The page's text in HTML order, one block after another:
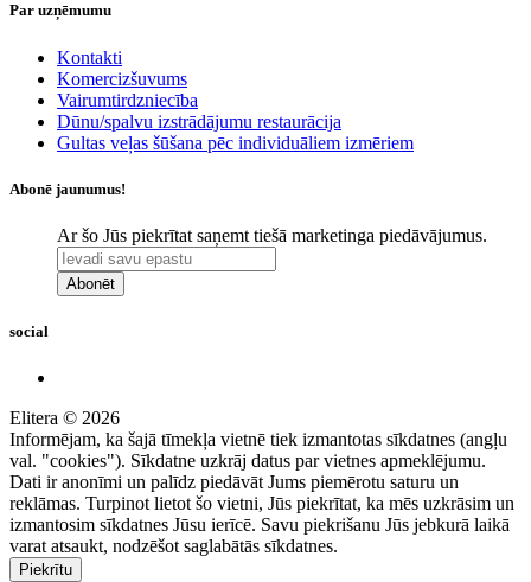
Par uzņēmumu
Kontakti
Komercizšuvums
Vairumtirdzniecība
Dūnu/spalvu izstrādājumu restaurācija
Gultas veļas šūšana pēc individuāliem izmēriem
Abonē jaunumus!
Ar šo Jūs piekrītat saņemt tiešā marketinga piedāvājumus.
Abonēt
social
Elitera © 2026
Informējam, ka šajā tīmekļa vietnē tiek izmantotas sīkdatnes (angļu
val. "cookies"). Sīkdatne uzkrāj datus par vietnes apmeklējumu.
Dati ir anonīmi un palīdz piedāvāt Jums piemērotu saturu un
reklāmas. Turpinot lietot šo vietni, Jūs piekrītat, ka mēs uzkrāsim un
izmantosim sīkdatnes Jūsu ierīcē. Savu piekrišanu Jūs jebkurā laikā
varat atsaukt, nodzēšot saglabātās sīkdatnes.
Piekrītu